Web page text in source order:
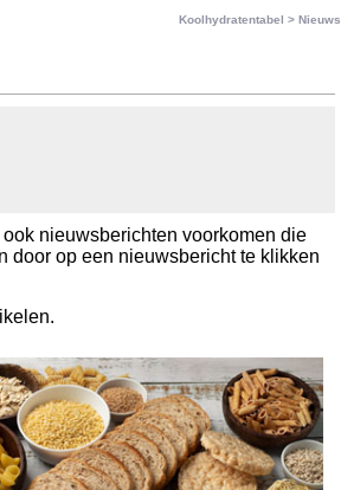
Koolhydratentabel > Nieuws
nieuwsberichten voorkomen die
door op een nieuwsbericht te klikken